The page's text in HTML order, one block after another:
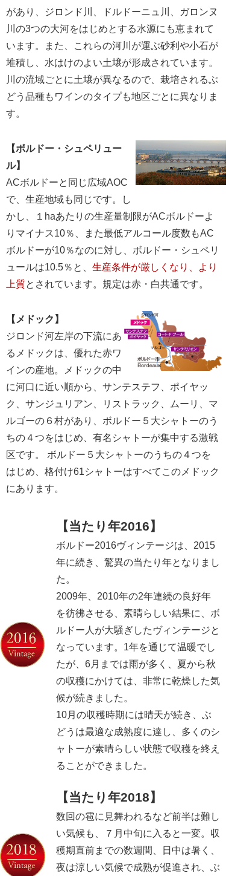
があり、ジロンド川、ドルドーニュ川、ガロンヌ
川の3つの大河をはじめとする水源にも恵まれて
います。また、これらの河川が運ぶ砂利や小石が
堆積し、水はけのよい土壌が形成されています。
川の流域ごとに土壌が異なるので、栽培されるぶ
どう品種もワインのタイプも地区ごとに異なりま
す。
【ボルドー・シュペリュー
ル】
ACボルドーと同じ広域AOC
で、生産地域も同じです。し
かし、１haあたりの生産量制限がACボルドーよ
りマイナス10％、また最低アルコール度数もAC
ボルドーが10％なのに対し、ボルドー・シュペリ
ュールは10.5％と、 生産条件が厳しくなり、より
上質とされています。規定は赤・白共通です。
【メドック】
ジロンド河左岸の下流にあ
るメドックは、優れた赤ワ
インの産地。メドックの中
に河口に近い順から、サンテステフ、ポイヤッ
ク、サンジュリアン、リストラック、ムーリ、マ
ルゴーの６村があり、ボルドー５大シャトーのう
ちの４つをはじめ、有名シャトーが集中する激戦
区です。 ボルドー５大シャトーのうちの４つを
はじめ、格付け61シャトーはすべてこのメドック
にあります。
【当たり年2016】
ボルドー2016ヴィンテージは、2015
年に続き、驚異の当たり年となりまし
た。
2009年、2010年の2年連続の良好年
を彷彿させる、素晴らしい結果に、ボ
ルドー人が大騒ぎしたヴィンテージと
なっています。1年を通じて温暖でし
たが、6月までは雨が多く、夏から秋
の収穫にかけては、非常に乾燥した気
候が続きました。
10月の収穫時期には晴天が続き、ぶ
どうは最適な成熟度に達し、多くのシ
ャトーが素晴らしい状態で収穫を終え
ることができました。
【当たり年2018】
数回の雹に見舞われるなど前半は難し
い気候も、７月中旬に入ると一変。収
穫期直前までの数週間、日中は暑く、
夜は涼しい気候で成熟が促進され、ぶ